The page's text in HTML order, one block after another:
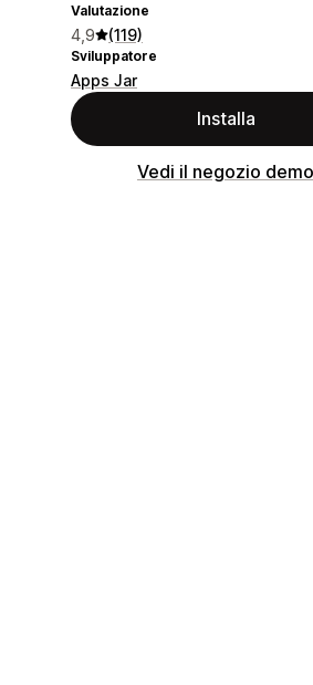
Valutazione
4,9 (119)
Sviluppatore
Apps Jar
Installa
Vedi il negozio demo